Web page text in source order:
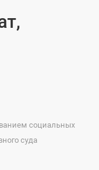
социальных
суда